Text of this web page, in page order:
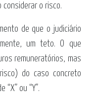
considerar o risco.
de que o judiciário
um teto. O que
remuneratórios, mas
do caso concreto
ou “Y”.